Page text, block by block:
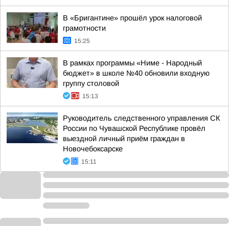
В «Бригантине» прошёл урок налоговой
грамотности
15:25
В рамках программы «Ниме - Народный
бюджет» в школе №40 обновили входную
группу столовой
15:13
Руководитель следственного управления СК
России по Чувашской Республике провёл
выездной личный приём граждан в
Новочебоксарске
15:11